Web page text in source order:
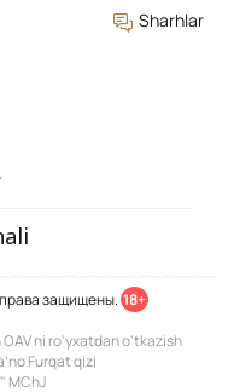
Sharhlar
защищены. 18+
ni ro'yxatdan o'tkazish
Furqat qizi
MChJ